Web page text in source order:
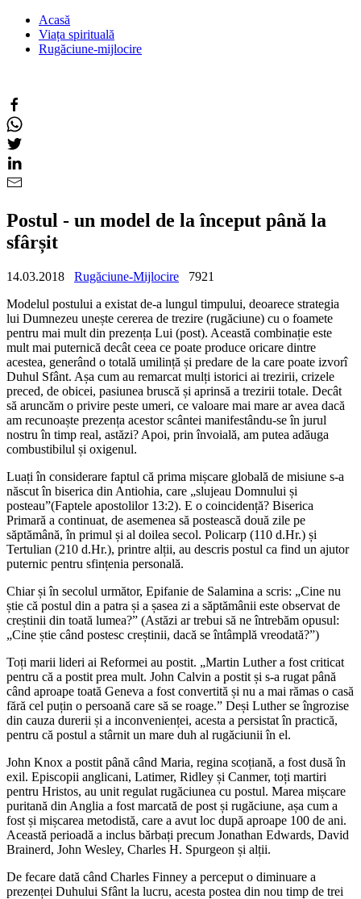
Acasă
Viața spirituală
Rugăciune-mijlocire
Postul - un model de la început până la
sfârșit
14.03.2018 Rugăciune-Mijlocire
7921
Modelul postului a existat de-a lungul timpului, deoarece strategia
lui Dumnezeu unește cererea de trezire (rugăciune) cu o foamete
pentru mai mult din prezența Lui (post). Această combinație este
mult mai puternică decât ceea ce poate produce oricare dintre
acestea, generând o totală umilință și predare de la care poate izvorî
Duhul Sfânt. Așa cum au remarcat mulți istorici ai trezirii, crizele
preced, de obicei, pasiunea bruscă și aprinsă a trezirii totale. Decât
să aruncăm o privire peste umeri, ce valoare mai mare ar avea dacă
am recunoaște prezența acestor scântei manifestându-se în jurul
nostru în timp real, astăzi? Apoi, prin învoială, am putea adăuga
combustibilul și oxigenul.
Luați în considerare faptul că prima mișcare globală de misiune s-a
născut în biserica din Antiohia, care „slujeau Domnului și
posteau”(Faptele apostolilor 13:2). E o coincidență? Biserica
Primară a continuat, de asemenea să postească două zile pe
săptămână, în primul și al doilea secol. Policarp (110 d.Hr.) și
Tertulian (210 d.Hr.), printre alții, au descris postul ca find un ajutor
puternic pentru sfințenia personală.
Chiar și în secolul următor, Epifanie de Salamina a scris: „Cine nu
știe că postul din a patra și a șasea zi a săptămânii este observat de
creștinii din toată lumea?” (Astăzi ar trebui să ne întrebăm opusul:
„Cine știe când postesc creștinii, dacă se întâmplă vreodată?”)
Toți marii lideri ai Reformei au postit. „Martin Luther a fost criticat
pentru că a postit prea mult. John Calvin a postit și s-a rugat până
când aproape toată Geneva a fost convertită și nu a mai rămas o casă
fără cel puțin o persoană care să se roage.” Deși Luther se îngrozise
din cauza durerii și a inconvenienței, acesta a persistat în practică,
pentru că postul a stârnit un mare duh al rugăciunii în el.
John Knox a postit până când Maria, regina scoțiană, a fost dusă în
exil. Episcopii anglicani, Latimer, Ridley și Canmer, toți martiri
pentru Hristos, au unit regulat rugăciunea cu postul. Marea mișcare
puritană din Anglia a fost marcată de post și rugăciune, așa cum a
fost și mișcarea metodistă, care a avut loc după aproape 100 de ani.
Această perioadă a inclus bărbați precum Jonathan Edwards, David
Brainerd, John Wesley, Charles H. Spurgeon și alții.
De fecare dată când Charles Finney a perceput o diminuare a
prezenței Duhului Sfânt la lucru, acesta postea din nou timp de trei